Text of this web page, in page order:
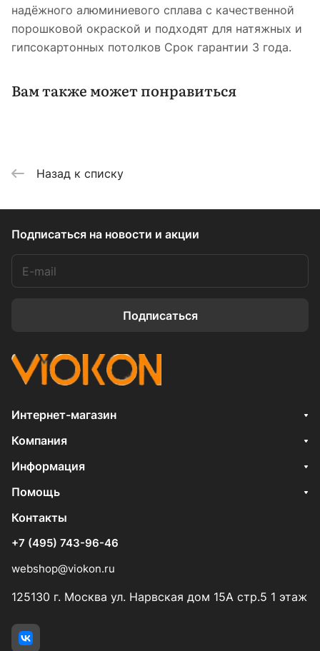
надёжного алюминиевого сплава с качественной
порошковой окраской и подходят для натяжных и
гипсокартонных потолков Срок гарантии 3 года.
Вам также может понравиться
Назад к списку
Подписаться на новости и акции
Подписаться
Интернет-магазин
Компания
Информация
Помощь
Контакты
+7 (495) 743-96-46
webshop@viokon.ru
125130 г. Москва ул. Нарвская дом 15А стр.5 1 этаж